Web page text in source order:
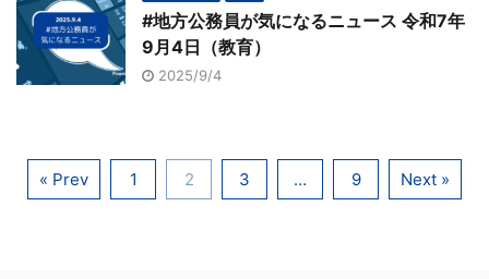
#地方公務員が気になるニュース 令和7年
9月4日（教育）
2025/9/4
« Prev 1 2 3 … 9 Next »